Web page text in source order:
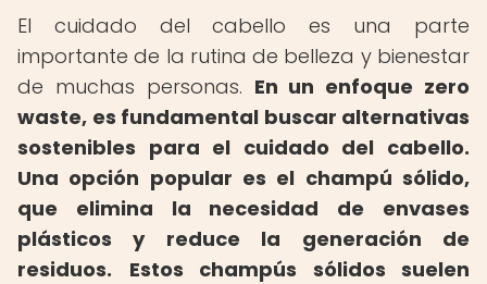
El cuidado del cabello es una parte
importante de la rutina de belleza y bienestar
de muchas personas. En un enfoque zero
waste, es fundamental buscar alternativas
sostenibles para el cuidado del cabello.
Una opción popular es el champú sólido,
que elimina la necesidad de envases
plásticos y reduce la generación de
residuos.
Estos champús sólidos suelen